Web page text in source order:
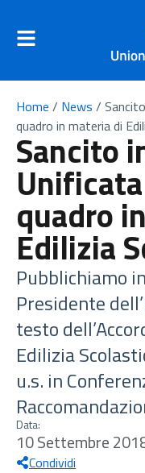
Home / News /
quadro in materia di
Sancito
quadro
Edilizia
Pubblichiamo
Presidente
testo
Edilizia
u.s. in
Data:
10 Settembre
Condividi